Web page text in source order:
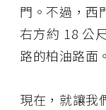
門。不過，西
右方約 18 公
路的柏油路面。
現在，就讓我